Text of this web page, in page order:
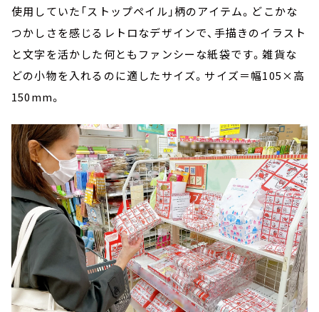
使用していた「ストップペイル」柄のアイテム。どこかな
つかしさを感じるレトロなデザインで、手描きのイラスト
と文字を活かした何ともファンシーな紙袋です。雑貨な
どの小物を入れるのに適したサイズ。サイズ＝幅105×高
150mm。